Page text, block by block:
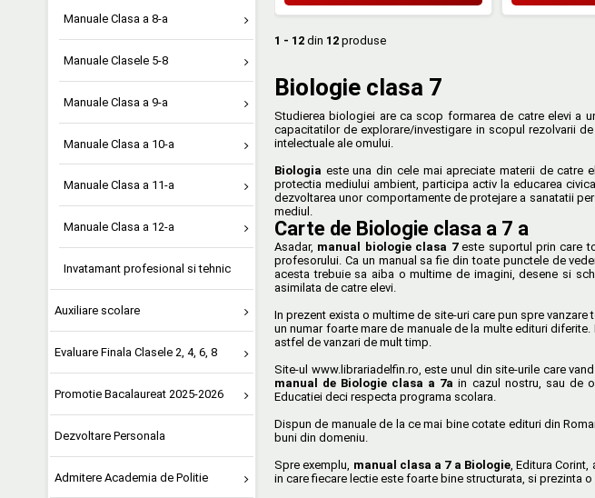
Manuale Clasa a 8-a
Manuale Clasele 5-8
Manuale Clasa a 9-a
Manuale Clasa a 10-a
Manuale Clasa a 11-a
Manuale Clasa a 12-a
Invatamant profesional si tehnic
Auxiliare scolare
Evaluare Finala Clasele 2, 4, 6, 8
Promotie Bacalaureat 2025-2026
Dezvoltare Personala
Admitere Academia de Politie
1 - 12 din 12 produse
Biologie clasa 7
Studierea biologiei are ca scop formarea de catre elevi a
capacitatilor de explorare/investigare in scopul rezolvarii
intelectuale ale omului.
Biologia este una din cele mai apreciate materii de catre
protectia mediului ambient, participa activ la educarea
dezvoltarea unor comportamente de protejare a sanatatii
mediul.
Carte de Biologie clasa a 7 a
Asadar, manual biologie clasa 7este suportul prin care
profesorului. Ca un manual sa fie din toate punctele de
acesta trebuie sa aiba o multime de imagini, desene si
asimilata de catre elevi.
In prezent exista o multime de site-uri care pun spre
un numar foarte mare de manuale de la multe edituri
astfel de vanzari de mult timp.
Site-ul www.librariadelfin.ro, este unul din site-urile care
manual de Biologie clasa a 7a in cazul nostru, sau de
Educatiei deci respecta programa scolara.
Dispun de manuale de la ce mai bine cotate edituri din
buni din domeniu.
Spre exemplu, manual clasa a 7 a Biologie, Editura
in care fiecare lectie este foarte bine structurata, si prezinta